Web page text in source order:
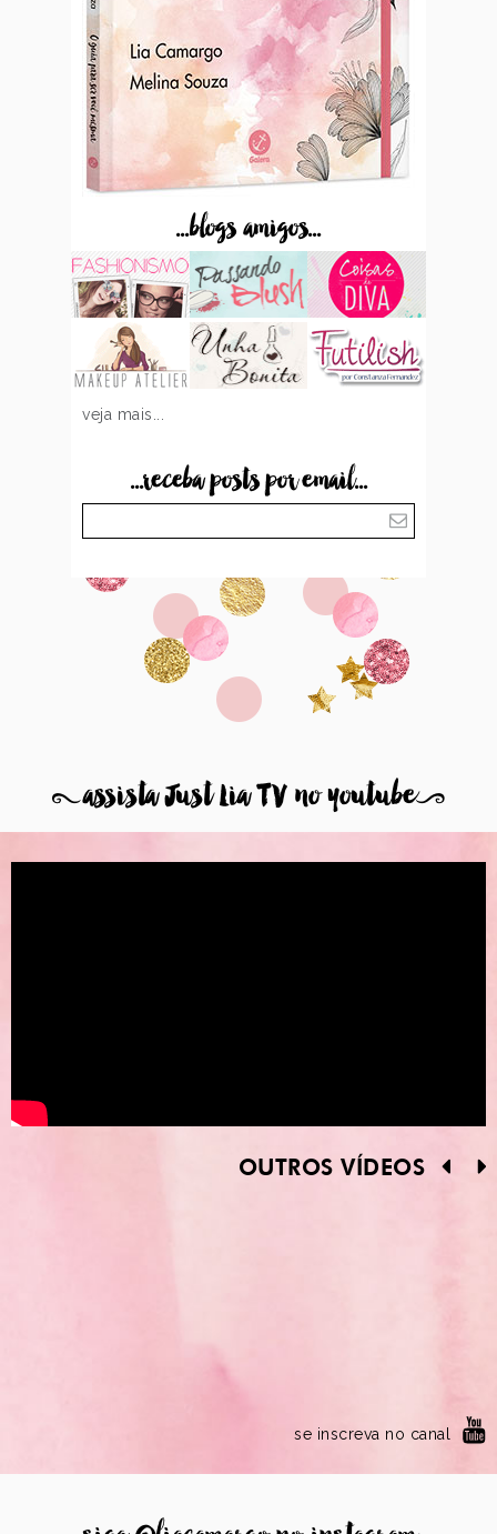
...blogs amigos...
veja mais...
...receba posts por email...
8assista Just Lia TV no youtube9
OUTROS VÍDEOS
se inscreva no canal